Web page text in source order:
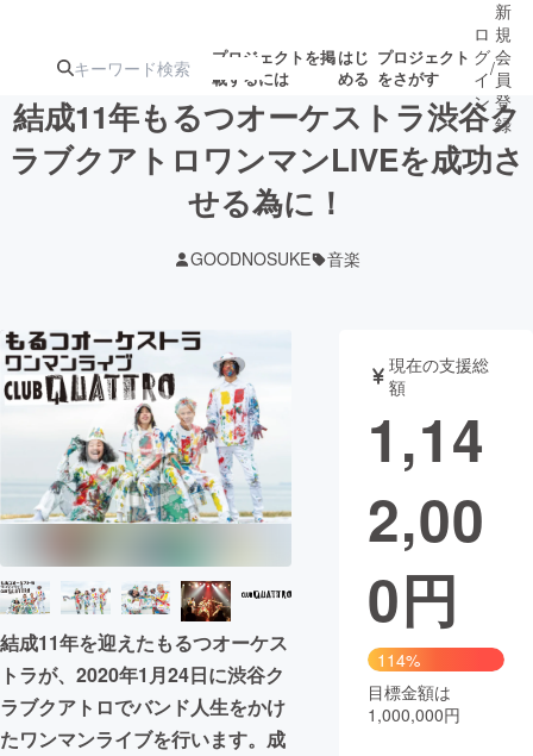
プロジェクトを掲
載するには
はじ
める
プロジェクト
をさがす
注目の新着プロ募集終了が近いプ
テクノロジー・ガジェット
映像・映画 書籍・雑誌
ビジネス・起業 チャレンジ
まちづくり・地域活性化
CAMPFIRE for Social Good
CAMPFIRE Creation
CAMPFIREふるさと納税machi-ya コミュニティ
ロ
グ
イ
ン
/
新
規
会
員
登
録
結成11年もるつオーケストラ渋谷ク
ラブクアトロワンマンLIVEを成功さ
せる為に！
GOODNOSUKE 音楽
結成11年を迎えたもるつオーケス
トラが、2020年1月24日に渋谷ク
ラブクアトロでバンド人生をかけ
たワンマンライブを行います。成
現在の支援総
額
1,14
2,00
0円
114%
目標金額は
1,000,000円